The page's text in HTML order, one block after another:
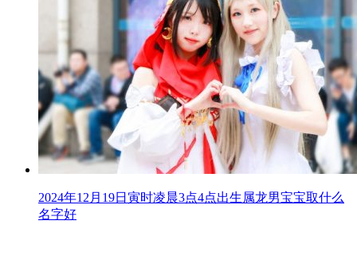
2024年12月19日寅时凌晨3点4点出生属龙男宝宝取什么
名字好